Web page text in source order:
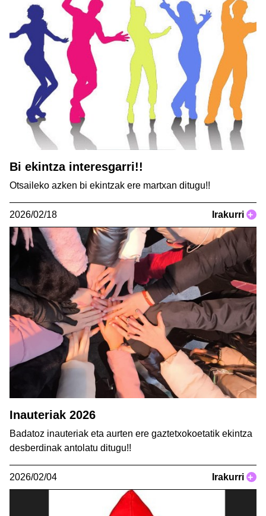
Bi ekintza interesgarri!!
Otsaileko azken bi ekintzak ere martxan ditugu!!
2026/02/18 Irakurri +
Inauteriak 2026
Badatoz inauteriak eta aurten ere gaztetxokoetatik ekintza
desberdinak antolatu ditugu!!
2026/02/04 Irakurri +